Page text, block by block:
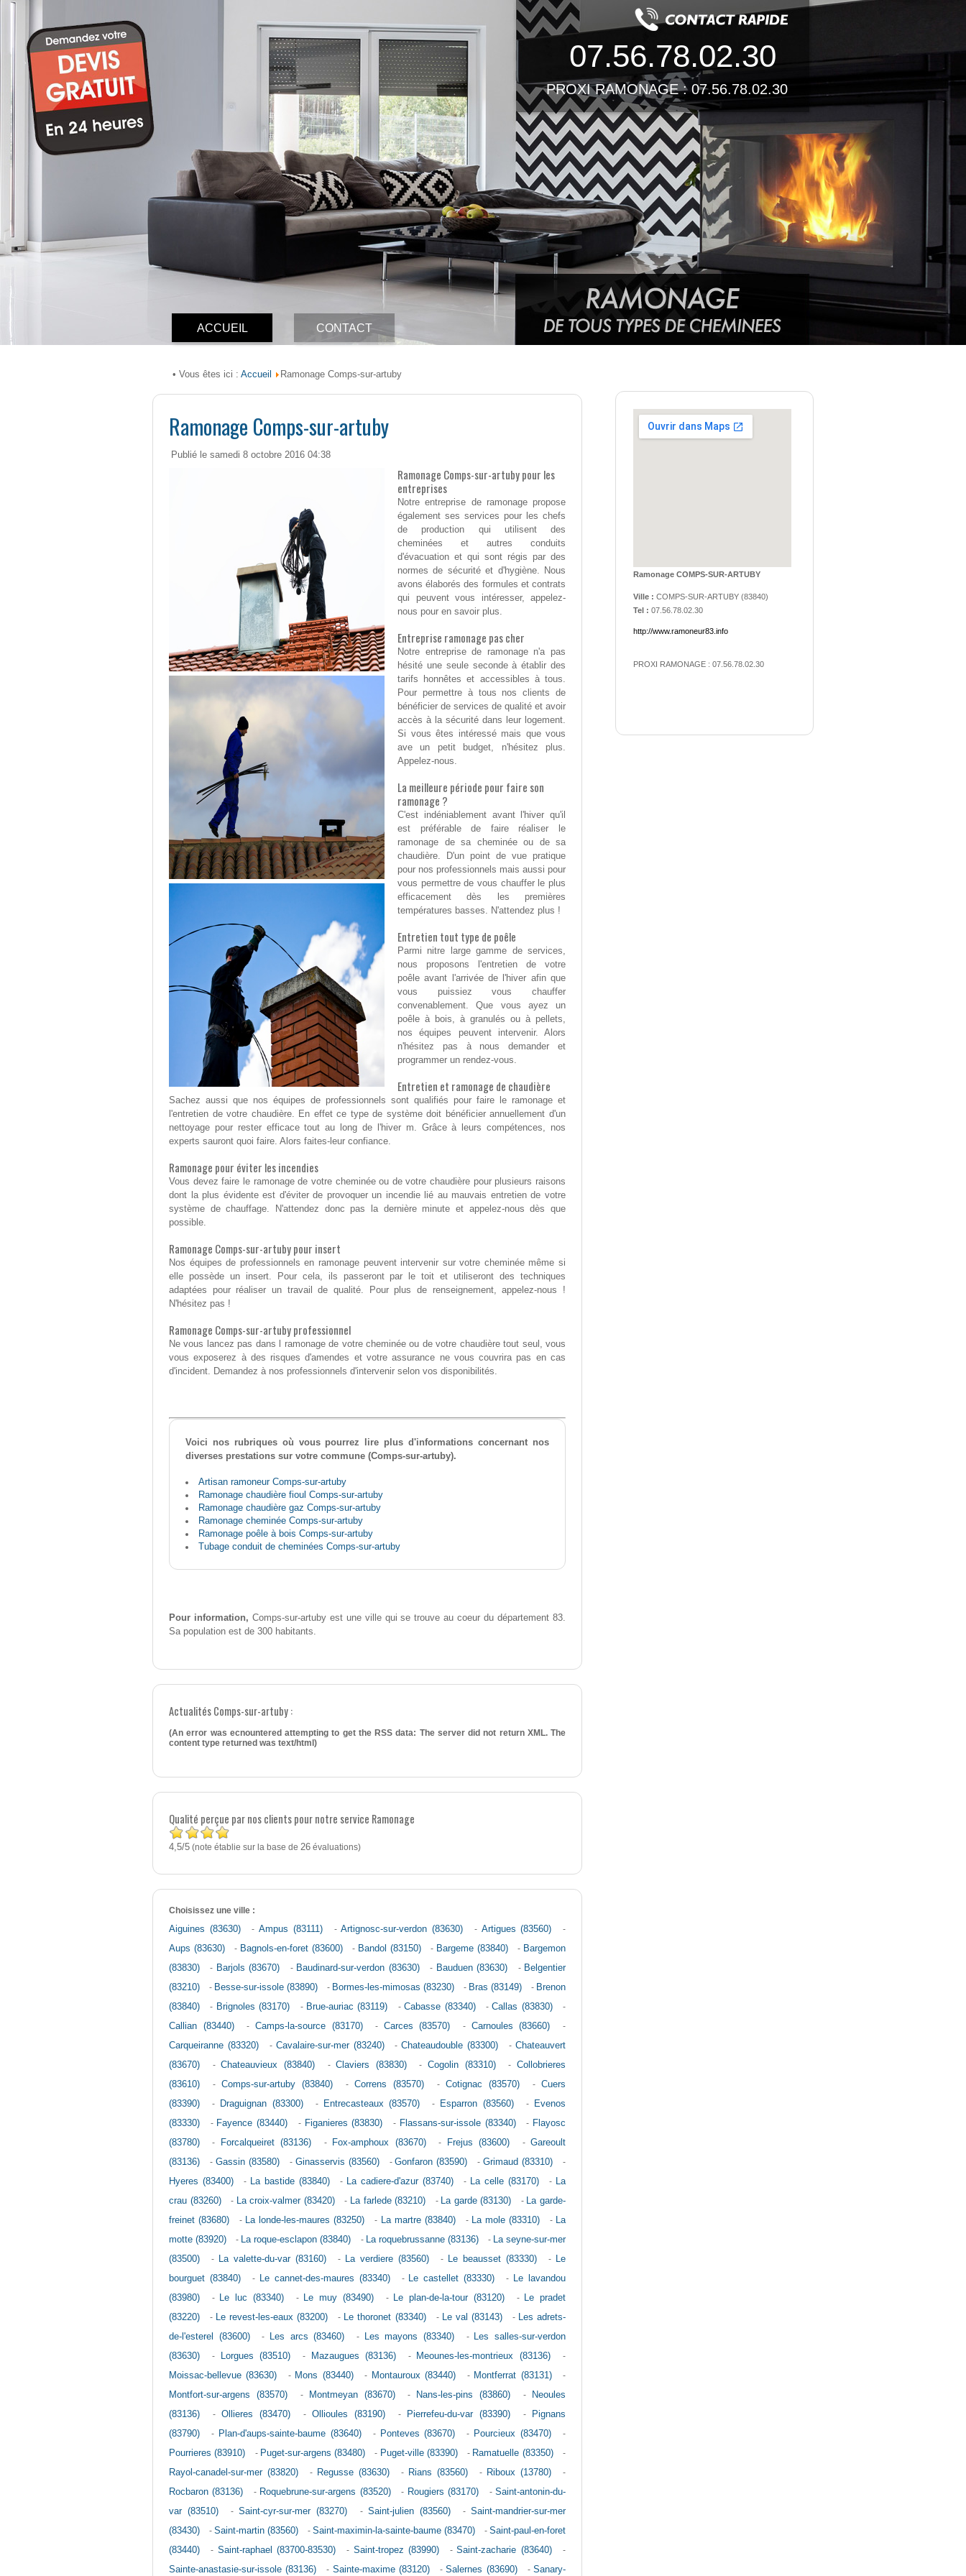
07.56.78.02.30
PROXI RAMONAGE : 07.56.78.02.30
ACCUEIL CONTACT
• Vous êtes ici : Accueil Ramonage Comps-sur-artuby
Ramonage Comps-sur-artuby
Publié le samedi 8 octobre 2016 04:38
Ramonage Comps-sur-artuby pour les
entreprises
Notre entreprise de ramonage propose
également ses services pour les chefs
de production qui utilisent des
cheminées et autres conduits
d'évacuation et qui sont régis par des
normes de sécurité et d'hygiène. Nous
avons élaborés des formules et contrats
qui peuvent vous intéresser, appelez-
nous pour en savoir plus.
Entreprise ramonage pas cher
Notre entreprise de ramonage n'a pas
hésité une seule seconde à établir des
tarifs honnêtes et accessibles à tous.
Pour permettre à tous nos clients de
bénéficier de services de qualité et avoir
accès à la sécurité dans leur logement.
Si vous êtes intéressé mais que vous
ave un petit budget, n'hésitez plus.
Appelez-nous.
La meilleure période pour faire son
ramonage ?
C'est indéniablement avant l'hiver qu'il
est préférable de faire réaliser le
ramonage de sa cheminée ou de sa
chaudière. D'un point de vue pratique
pour nos professionnels mais aussi pour
vous permettre de vous chauffer le plus
efficacement dès les premières
températures basses. N'attendez plus !
Entretien tout type de poêle
Parmi nitre large gamme de services,
nous proposons l'entretien de votre
poêle avant l'arrivée de l'hiver afin que
vous puissiez vous chauffer
convenablement. Que vous ayez un
poêle à bois, à granulés ou à pellets,
nos équipes peuvent intervenir. Alors
n'hésitez pas à nous demander et
programmer un rendez-vous.
Entretien et ramonage de chaudière
Sachez aussi que nos équipes de professionnels sont qualifiés pour faire le ramonage et
l'entretien de votre chaudière. En effet ce type de système doit bénéficier annuellement d'un
nettoyage pour rester efficace tout au long de l'hiver m. Grâce à leurs compétences, nos
experts sauront quoi faire. Alors faites-leur confiance.
Ramonage pour éviter les incendies
Vous devez faire le ramonage de votre cheminée ou de votre chaudière pour plusieurs raisons
dont la plus évidente est d'éviter de provoquer un incendie lié au mauvais entretien de votre
système de chauffage. N'attendez donc pas la dernière minute et appelez-nous dès que
possible.
Ramonage Comps-sur-artuby pour insert
Nos équipes de professionnels en ramonage peuvent intervenir sur votre cheminée même si
elle possède un insert. Pour cela, ils passeront par le toit et utiliseront des techniques
adaptées pour réaliser un travail de qualité. Pour plus de renseignement, appelez-nous !
N'hésitez pas !
Ramonage Comps-sur-artuby professionnel
Ne vous lancez pas dans l ramonage de votre cheminée ou de votre chaudière tout seul, vous
vous exposerez à des risques d'amendes et votre assurance ne vous couvrira pas en cas
d'incident. Demandez à nos professionnels d'intervenir selon vos disponibilités.
Voici nos rubriques où vous pourrez lire plus d'informations concernant nos
diverses prestations sur votre commune (Comps-sur-artuby).
Artisan ramoneur Comps-sur-artuby
Ramonage chaudière fioul Comps-sur-artuby
Ramonage chaudière gaz Comps-sur-artuby
Ramonage cheminée Comps-sur-artuby
Ramonage poêle à bois Comps-sur-artuby
Tubage conduit de cheminées Comps-sur-artuby
Pour information, Comps-sur-artuby est une ville qui se trouve au coeur du département 83.
Sa population est de 300 habitants.
Actualités Comps-sur-artuby :
(An error was ecnountered attempting to get the RSS data: The server did not return XML. The
content type returned was text/html)
Qualité perçue par nos clients pour notre service Ramonage
4,5/5 (note établie sur la base de 26 évaluations)
Choisissez une ville :
Aiguines (83630)
-Ampus (83111) -Artignosc-sur-verdon (83630) - Artigues (83560)
-
Aups (83630)
- Bagnols-en-foret (83600) - Bandol (83150) - Bargeme (83840) - Bargemon
(83830)
- Barjols (83670) - Baudinard-sur-verdon (83630) - Bauduen (83630) - Belgentier
(83210)
- Besse-sur-issole (83890) - Bormes-les-mimosas (83230) - Bras (83149) - Brenon
(83840)
- Brignoles (83170) - Brue-auriac (83119) -Cabasse (83340) -Callas (83830)
-
Callian (83440)
- Camps-la-source (83170) - Carces (83570) - Carnoules (83660)
-
Carqueiranne (83320)
- Cavalaire-sur-mer (83240) -Chateaudouble (83300) -Chateauvert
(83670)
-Chateauvieux (83840) -Claviers (83830) -Cogolin (83310) -Collobrieres
(83610)
- Comps-sur-artuby (83840) - Correns (83570) - Cotignac (83570) - Cuers
(83390)
- Draguignan (83300) - Entrecasteaux (83570) - Esparron (83560) -
Evenos
(83330)
- Fayence (83440) - Figanieres (83830) - Flassans-sur-issole (83340) - Flayosc
(83780)
- Forcalqueiret (83136) - Fox-amphoux (83670) - Frejus (83600) -Gareoult
(83136)
- Gassin (83580) - Ginasservis (83560) -Gonfaron (83590) -Grimaud (83310)
-
Hyeres (83400)
- La bastide (83840) - La cadiere-d'azur (83740) - La celle (83170) - La
crau (83260)
- La croix-valmer (83420) - La farlede (83210) - La garde (83130) - La garde-
freinet (83680)
- La londe-les-maures (83250) - La martre (83840) - La mole (83310) - La
motte (83920)
- La roque-esclapon (83840) - La roquebrussanne (83136) - La seyne-sur-mer
(83500)
- La valette-du-var (83160) - La verdiere (83560) - Le beausset (83330) - Le
bourguet (83840)
- Le cannet-des-maures (83340) - Le castellet (83330) - Le lavandou
(83980)
- Le luc (83340) - Le muy (83490) - Le plan-de-la-tour (83120) - Le pradet
(83220)
- Le revest-les-eaux (83200) - Le thoronet (83340) - Le val (83143) - Les adrets-
de-l'esterel (83600)
- Les arcs (83460) - Les mayons (83340) - Les salles-sur-verdon
(83630)
- Lorgues (83510) - Mazaugues (83136) - Meounes-les-montrieux (83136)
-
Moissac-bellevue (83630)
- Mons (83440) - Montauroux (83440) - Montferrat (83131)
-
Montfort-sur-argens (83570)
- Montmeyan (83670) - Nans-les-pins (83860) -
Neoules
(83136)
- Ollieres (83470) - Ollioules (83190) - Pierrefeu-du-var (83390) -
Pignans
(83790)
- Plan-d'aups-sainte-baume (83640) - Ponteves (83670) - Pourcieux (83470)
-
Pourrieres (83910)
- Puget-sur-argens (83480) - Puget-ville (83390) - Ramatuelle (83350)
-
Rayol-canadel-sur-mer (83820)
- Regusse (83630) - Rians (83560) - Riboux (13780)
-
Rocbaron (83136)
- Roquebrune-sur-argens (83520) - Rougiers (83170) -Saint-antonin-du-
var (83510)
-Saint-cyr-sur-mer (83270) - Saint-julien (83560) -Saint-mandrier-sur-mer
(83430)
- Saint-martin (83560) - Saint-maximin-la-sainte-baume (83470) - Saint-paul-en-foret
(83440)
- Saint-raphael (83700-83530) - Saint-tropez (83990) -Saint-zacharie (83640)
-
Sainte-anastasie-sur-issole (83136)
- Sainte-maxime (83120) -Salernes (83690) -Sanary-
Ramonage COMPS-SUR-ARTUBY
Ville : COMPS-SUR-ARTUBY (83840)
Tel : 07.56.78.02.30
http://www.ramoneur83.info
PROXI RAMONAGE : 07.56.78.02.30